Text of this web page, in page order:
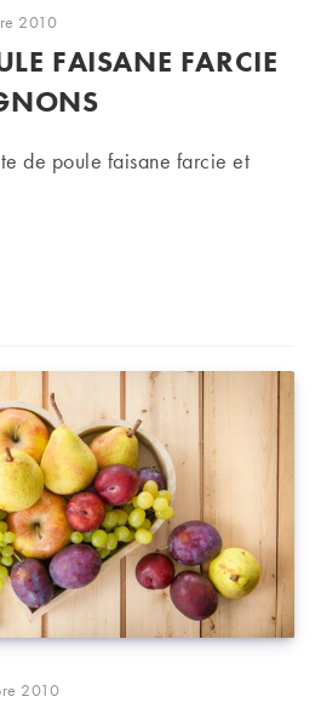
2010
FAISANE FARCIE
de poule faisane farcie et
– Poule faisane farcie aux champignons
2010